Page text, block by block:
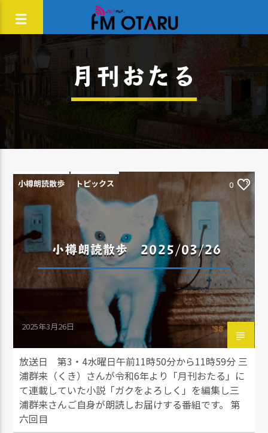
月刊おたる
小樽朗読散歩 トピックス 0
小樽朗読散歩 2025/03/26
2025年3月26日
放送日 第3・4水曜日午前11時50分から11時59分 三
浦群来（くき）さんが令和6年より「月刊おたる」に
て連載していた小説「ガクをよろしく」を編集し三
浦群来さんご自身が朗読しお届けする番組です。 第
六回目